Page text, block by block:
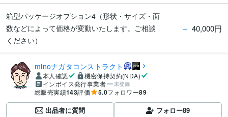
箱型パッケージオプション4（形状・サイズ・面
数などによって価格が変動いたします。ご相談
ください）
＋ 40,000円
minoナガタコンストラクト
本人確認
機密保持契約(NDA)
インボイス発行事業者
未登録
総販売実績143評価 5.0フォロワー89
出品者に質問 フォロー89